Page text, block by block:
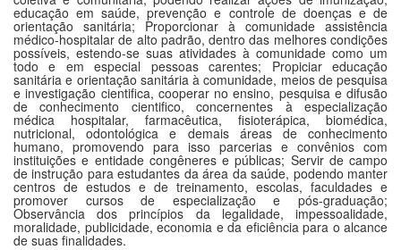
educação em saúde, prevenção e controle de doenças e de
orientação sanitária; Proporcionar à comunidade assistência
médico-hospitalar de alto padrão, dentro das melhores condições
possíveis, estendo-se suas atividades à comunidade como um
todo e em especial pessoas carentes; Propiciar educação
sanitária e orientação sanitária à comunidade, meios de pesquisa
e investigação cientifica, cooperar no ensino, pesquisa e difusão
de conhecimento cientifico, concernentes à especialização
médica hospitalar, farmacêutica, fisioterápica, biomédica,
nutricional, odontológica e demais áreas de conhecimento
humano, promovendo para isso parcerias e convênios com
instituições e entidade congêneres e públicas; Servir de campo
de instrução para estudantes da área da saúde, podendo manter
centros de estudos e de treinamento, escolas, faculdades e
promover cursos de especialização e pós-graduação;
Observância dos princípios da legalidade, impessoalidade,
moralidade, publicidade, economia e da eficiência para o alcance
de suas finalidades.